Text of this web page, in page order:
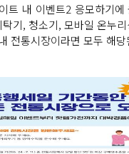
트 내 이벤트2 응모하기에
기, 청소기, 모바일 온누
전통시장이라면 모두 해당